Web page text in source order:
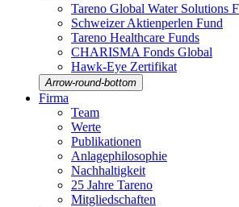
Tareno Global Water Solutions
Schweizer Aktien­perlen Fund
Tareno Health­care Funds
CHARISMA Fonds Global
Hawk-Eye Zerti­fikat
Arrow-round-bottom
Firma
Team
Werte
Publi­ka­tionen
Anlage­phi­lo­so­phie
Nachhal­tig­keit
25 Jahre Tareno
Mitglied­schaften